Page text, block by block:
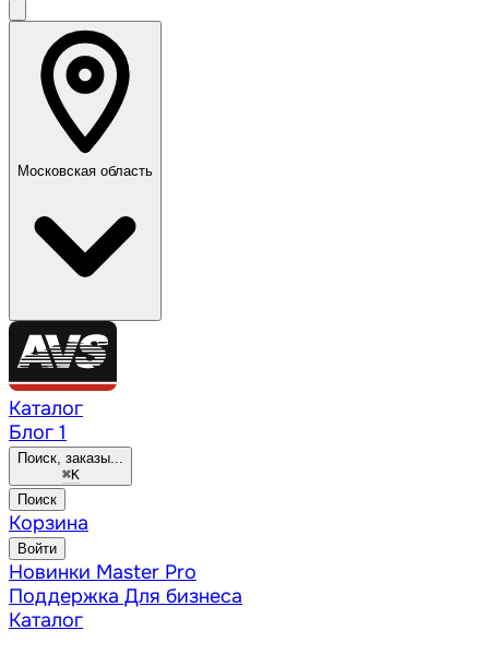
Московская область
Каталог
Блог 1
Поиск, заказы...
⌘K
Поиск
Корзина
Войти
Новинки Master Pro
Поддержка Для бизнеса
Каталог